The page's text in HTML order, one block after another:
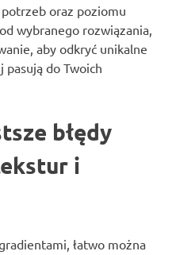
oraz poziomu
wybranego rozwiązania,
aby odkryć unikalne
do Twoich
błędy
i
łatwo można